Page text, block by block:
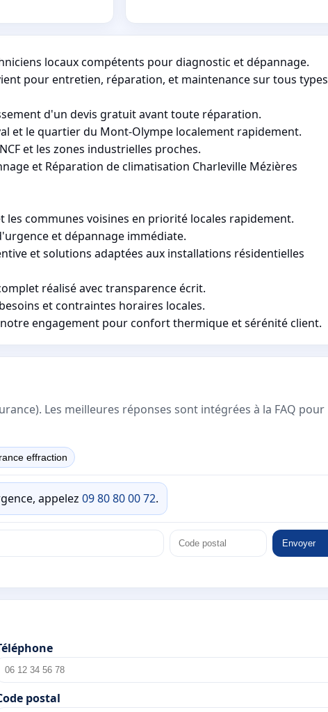
locaux compétents pour diagnostic et dépannage.
pour entretien, réparation, et maintenance sur tous types
d'un devis gratuit avant toute réparation.
et le quartier du Mont-Olympe localement rapidement.
et les zones industrielles proches.
et Réparation de climatisation Charleville Mézières
les communes voisines en priorité locales rapidement.
et dépannage immédiate.
et solutions adaptées aux installations résidentielles
réalisé avec transparence écrit.
et contraintes horaires locales.
engagement pour confort thermique et sérénité client.
Les meilleures réponses sont intégrées à la FAQ pour
effraction
appelez 09 80 80 00 72.
Envoyer
postal